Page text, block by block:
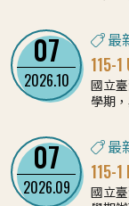
者分
與國
07
2026.10
最
115-
國立
學期
開觀
07
2026.09
最
115-
國立